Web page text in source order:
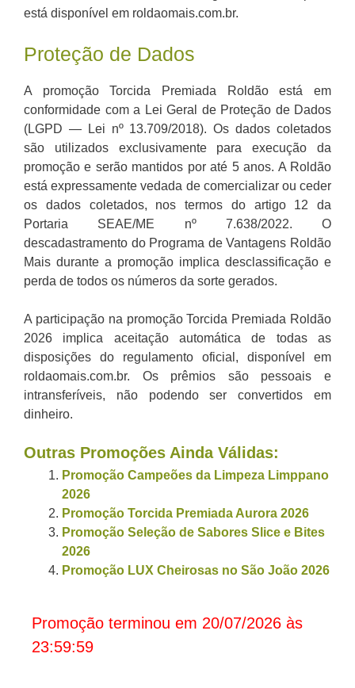
está disponível em roldaomais.com.br.
Proteção de Dados
A promoção Torcida Premiada Roldão está em
conformidade com a Lei Geral de Proteção de Dados
(LGPD — Lei nº 13.709/2018). Os dados coletados
são utilizados exclusivamente para execução da
promoção e serão mantidos por até 5 anos. A Roldão
está expressamente vedada de comercializar ou ceder
os dados coletados, nos termos do artigo 12 da
Portaria SEAE/ME nº 7.638/2022. O
descadastramento do Programa de Vantagens Roldão
Mais durante a promoção implica desclassificação e
perda de todos os números da sorte gerados.
A participação na promoção Torcida Premiada Roldão
2026 implica aceitação automática de todas as
disposições do regulamento oficial, disponível em
roldaomais.com.br. Os prêmios são pessoais e
intransferíveis, não podendo ser convertidos em
dinheiro.
Outras Promoções Ainda Válidas:
Promoção Campeões da Limpeza Limppano
2026
Promoção Torcida Premiada Aurora 2026
Promoção Seleção de Sabores Slice e Bites
2026
Promoção LUX Cheirosas no São João 2026
Promoção terminou em 20/07/2026 às
23:59:59